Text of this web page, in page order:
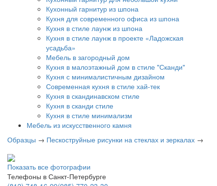
Кухонный гарнитур из шпона
Кухня для современного офиса из шпона
Кухня в стиле лаунж из шпона
Кухня в стиле лаунж в проекте «Ладожская
усадьба»
Мебель в загородный дом
Кухня в малоэтажный дом в стиле "Сканди"
Кухня с минималистичным дизайном
Современная кухня в стиле хай-тек
Кухня в скандинавском стиле
Кухня в сканди стиле
Кухня в стиле минимализм
Мебель из искусственного камня
Образцы → Пескоструйные рисунки на стеклах и зеркалах →
Показать все фотографии
Телефоны в Санкт-Петербурге